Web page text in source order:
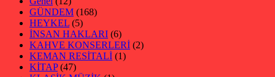
GÜNDEM (168)
HEYKEL (5)
İNSAN HAKLARI (6)
KAHVE KONSERLERİ (2)
KEMAN RESİTALİ (1)
KİTAP(47)